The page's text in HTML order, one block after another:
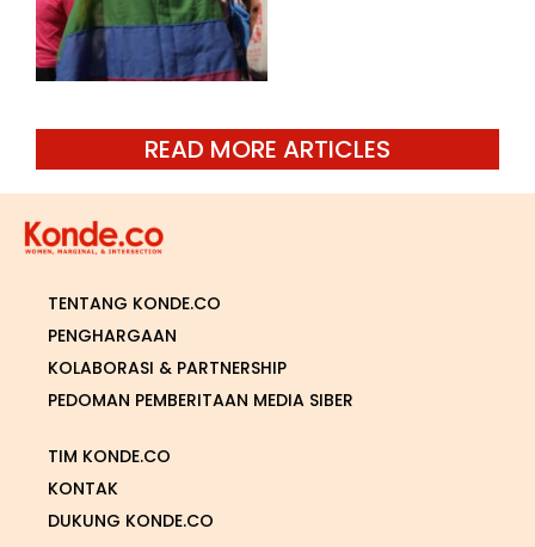
READ MORE ARTICLES
TENTANG KONDE.CO
PENGHARGAAN
KOLABORASI & PARTNERSHIP
PEDOMAN PEMBERITAAN MEDIA SIBER
TIM KONDE.CO
KONTAK
DUKUNG KONDE.CO